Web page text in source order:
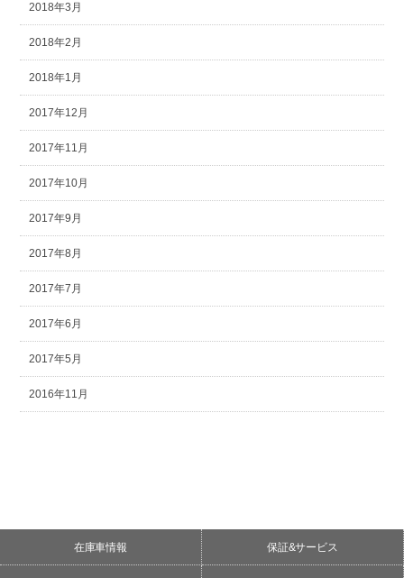
2018年3月
2018年2月
2018年1月
2017年12月
2017年11月
2017年10月
2017年9月
2017年8月
2017年7月
2017年6月
2017年5月
2016年11月
在庫車情報 保証&サービス